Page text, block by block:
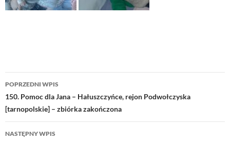
Nawigacja
wpisu
POPRZEDNI WPIS
150. Pomoc dla Jana – Hałuszczyńce, rejon Podwołczyska
[tarnopolskie] – zbiórka zakończona
NASTĘPNY WPIS